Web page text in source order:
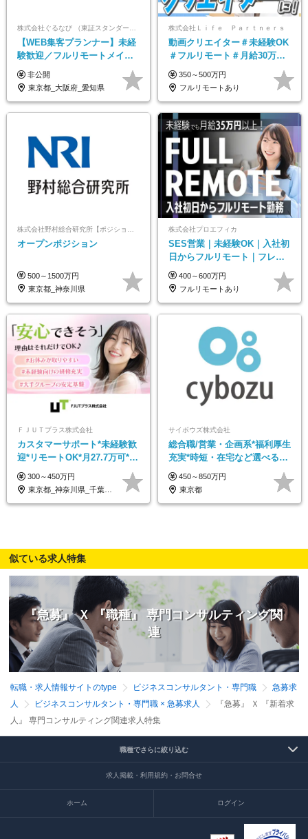
株式会社ぐるなび （東証スタンダード上場）
【WEB集客プランナー】未経
験歓迎／フルリモートメイン
／プライム上場／土日祝休み
／東京・大阪・名古屋
非公開
東京都_大阪府_愛知県
株式会社Ｌｉｆｅ Ｐａｒｔｎｅｒｓ
動画クリエイター＃未経験OK
＃フルリモート＃月給30万～#
髪色・ネイル・服装自由#残業
少なめ#土日祝休み
350～500万円
フルリモートあり
オープンポジション
500～1500万円
東京都_神奈川県
株式会社プロエフィカ
SES営業｜未経験OK｜入社初
日からフルリモート｜フレッ
クス可｜残業月平均10h以下｜
事業立ち上げメンバー
400～600万円
フルリモートあり
ＦＪＵＴプラス株式会社
カスタマーサポート*未経験歓
迎*リモートOK*月27.7万可*賞
与年2回*転勤なし*連休
OK/ZE010232
300～450万円
東京都_神奈川県_千葉県_大阪府_愛知県…
サイボウズ株式会社
総合職/営業・企画系*福利厚生
充実*時短・在宅など選べる働
き方*賞与年2回
450～850万円
東京都
似ている求人特集
『急募』 Ｘ 『職種』 専門コンサルティング関
連
転職・求人情報サイトのtype ビジネスコンサルタント・専門職
急募求
人
ビジネスコンサルタント・専門職 × 急募求人
『急募』 Ｘ 『新着求
人』 専門コンサルティング関連求人特集
職種でさらに絞り込む
求人掲載・利用規約・お問合せ
ホーム ログイン